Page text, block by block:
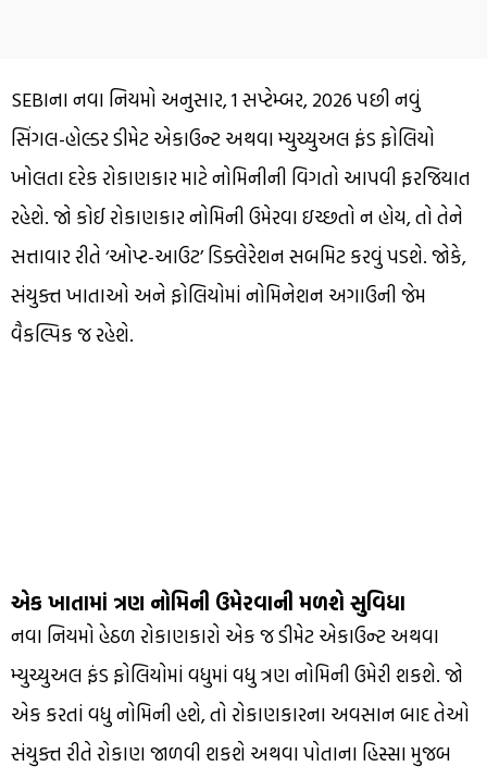
SEBIના નવા નિયમો અનુસાર, 1 સપ્ટેમ્બર, 2026 પછી નવું
સિંગલ-હોલ્ડર ડીમેટ એકાઉન્ટ અથવા મ્યુચ્યુઅલ ફંડ ફોલિયો
ખોલતા દરેક રોકાણકાર માટે નોમિનીની વિગતો આપવી ફરજિયાત
રહેશે. જો કોઈ રોકાણકાર નોમિની ઉમેરવા ઇચ્છતો ન હોય, તો તેને
સત્તાવાર રીતે ‘ઓપ્ટ-આઉટ’ ડિક્લેરેશન સબમિટ કરવું પડશે. જોકે,
સંયુક્ત ખાતાઓ અને ફોલિયોમાં નોમિનેશન અગાઉની જેમ
વૈકલ્પિક જ રહેશે.
એક ખાતામાં ત્રણ નોમિની ઉમેરવાની મળશે સુવિધા
નવા નિયમો હેઠળ રોકાણકારો એક જ ડીમેટ એકાઉન્ટ અથવા
મ્યુચ્યુઅલ ફંડ ફોલિયોમાં વધુમાં વધુ ત્રણ નોમિની ઉમેરી શકશે. જો
એક કરતાં વધુ નોમિની હશે, તો રોકાણકારના અવસાન બાદ તેઓ
સંયુક્ત રીતે રોકાણ જાળવી શકશે અથવા પોતાના હિસ્સા મુજબ